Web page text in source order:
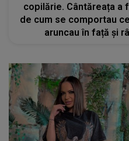
copilărie. Cântăreața
de cum se comportau
aruncau în față și